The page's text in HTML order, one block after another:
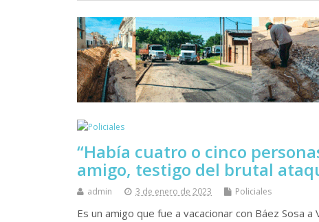
“Había cuatro o cinco
amigo, testigo del brutal
admin 3 de enero de 2023 Policiales
Es un amigo que fue a vacacionar con Báez Sosa